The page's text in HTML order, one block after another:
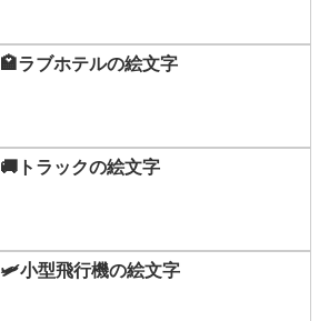
🏩ラブホテルの絵文字
🚚トラックの絵文字
🛩️小型飛行機の絵文字